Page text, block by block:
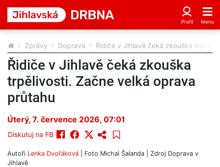
Zprávy Doprava Řidiče v Jihlavě čeká zkouška
Řidiče v Jihlavě čeká zkouška
trpělivosti. Začne velká oprava
průtahu
Úterý, 7. července 2026, 07:01
Diskutuj na FB
Autoři Lenka Dvořáková | Foto Michal Šalanda | Zdroj Doprava v
Jihlavě